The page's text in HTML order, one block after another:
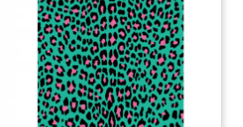
Adhésif Motif "Léopard" -...
150,00 €